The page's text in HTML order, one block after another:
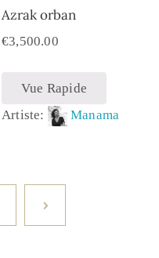
Azrak orban
€3,500.00
Vue Rapide
Artiste:
Manama